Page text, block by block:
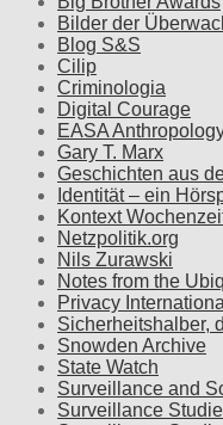
Bilder der
Blog S&S
Cilip
Criminologia
Digital Courage
EASA
Gary T. Marx
Geschichten aus
Identität – ein
Kontext
Netzpolitik.org
Nils Zurawski
Notes from the
Privacy International
Sicherheitshalber,
Snowden Archive
State Watch
Surveillance and
Surveillance